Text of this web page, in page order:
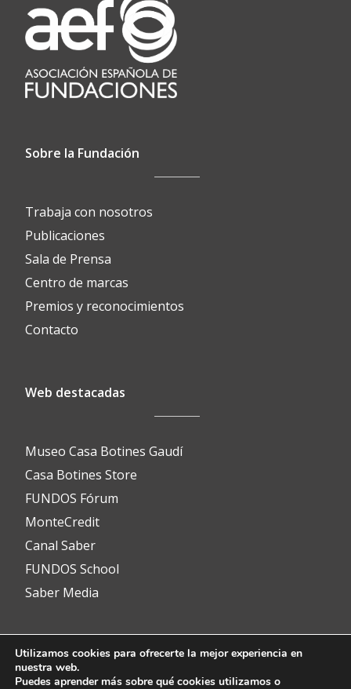
Sobre la Fundación
Trabaja con nosotros
Publicaciones
Sala de Prensa
Centro de marcas
Premios y reconocimientos
Contacto
Web destacadas
Museo Casa Botines Gaudí
Casa Botines Store
FUNDOS Fórum
MonteCredit
Canal Saber
FUNDOS School
Saber Media
Contacto
Utilizamos cookies para ofrecerte la mejor experiencia en
nuestra web.
Puedes aprender más sobre qué cookies utilizamos o